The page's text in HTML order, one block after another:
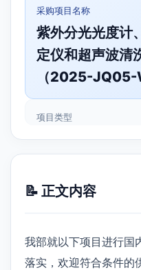
采购项目名称
紫外分光光度计
定仪和超声波清
（2025-JQ05-
项目类型
📝 正文内容
我部就以下项目进行国
落实，欢迎符合条件的